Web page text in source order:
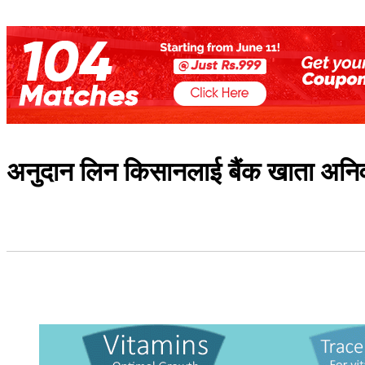
अनुदान लिन किसानलाई बैंक खाता